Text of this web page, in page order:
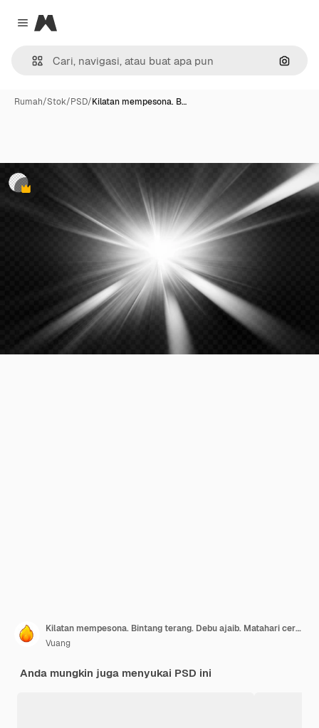
Close menu
Magnific
Rumah/Stok/PSD/Kilatan mempesona. B…
Premium
Kilatan mempesona. Bintang terang. Debu ajaib. Matahari cerah.
Vuang
Anda mungkin juga menyukai PSD ini